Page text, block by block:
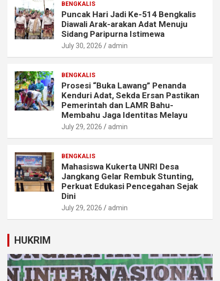
BENGKALIS
Puncak Hari Jadi Ke-514 Bengkalis
Diawali Arak-arakan Adat Menuju
Sidang Paripurna Istimewa
July 30, 2026 admin
BENGKALIS
Prosesi “Buka Lawang” Penanda
Kenduri Adat, Sekda Ersan Pastikan
Pemerintah dan LAMR Bahu-
Membahu Jaga Identitas Melayu
July 29, 2026 admin
BENGKALIS
Mahasiswa Kukerta UNRI Desa
Jangkang Gelar Rembuk Stunting,
Perkuat Edukasi Pencegahan Sejak
Dini
July 29, 2026 admin
HUKRIM